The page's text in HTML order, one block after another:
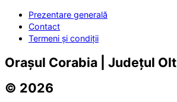
Prezentare generală
Contact
Termeni și condiții
Orașul Corabia | Județul Olt
© 2026